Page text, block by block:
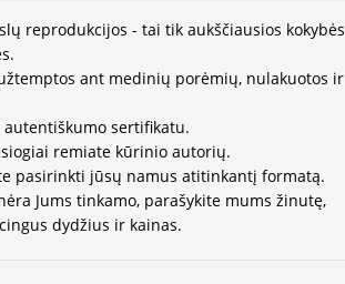
reprodukcijos - tai tik aukščiausios kokybės
ant medinių porėmių, nulakuotos ir
sertifikatu.
remiate kūrinio autorių.
pasirinkti jūsų namus atitinkantį formatą.
Jums tinkamo, parašykite mums žinutę,
dydžius ir kainas.